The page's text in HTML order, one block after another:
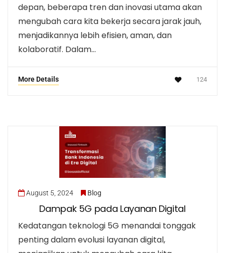
depan, beberapa tren dan inovasi utama akan
mengubah cara kita bekerja secara jarak jauh,
menjadikannya lebih efisien, aman, dan
kolaboratif. Dalam…
More Details 124
August 5, 2024 Blog
Dampak 5G pada Layanan Digital
Kedatangan teknologi 5G menandai tonggak
penting dalam evolusi layanan digital,